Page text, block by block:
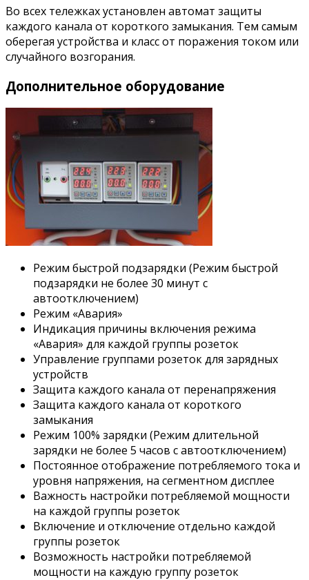
Во всех тележках установлен автомат защиты
каждого канала от короткого замыкания. Тем самым
оберегая устройства и класс от поражения током или
случайного возгорания.
Дополнительное оборудование
Режим быстрой подзарядки (Режим быстрой
подзарядки не более 30 минут с
автоотключением)
Режим «Авария»
Индикация причины включения режима
«Авария» для каждой группы розеток
Управление группами розеток для зарядных
устройств
Защита каждого канала от перенапряжения
Защита каждого канала от короткого
замыкания
Режим 100% зарядки (Режим длительной
зарядки не более 5 часов с автоотключением)
Постоянное отображение потребляемого тока и
уровня напряжения, на сегментном дисплее
Важность настройки потребляемой мощности
на каждой группы розеток
Включение и отключение отдельно каждой
группы розеток
Возможность настройки потребляемой
мощности на каждую группу розеток